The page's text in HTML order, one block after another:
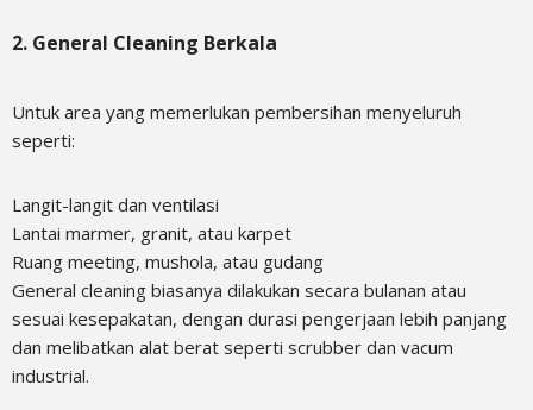
2. General Cleaning Berkala
Untuk area yang memerlukan pembersihan menyeluruh
seperti:
Langit-langit dan ventilasi
Lantai marmer, granit, atau karpet
Ruang meeting, mushola, atau gudang
General cleaning biasanya dilakukan secara bulanan atau
sesuai kesepakatan, dengan durasi pengerjaan lebih panjang
dan melibatkan alat berat seperti scrubber dan vacum
industrial.